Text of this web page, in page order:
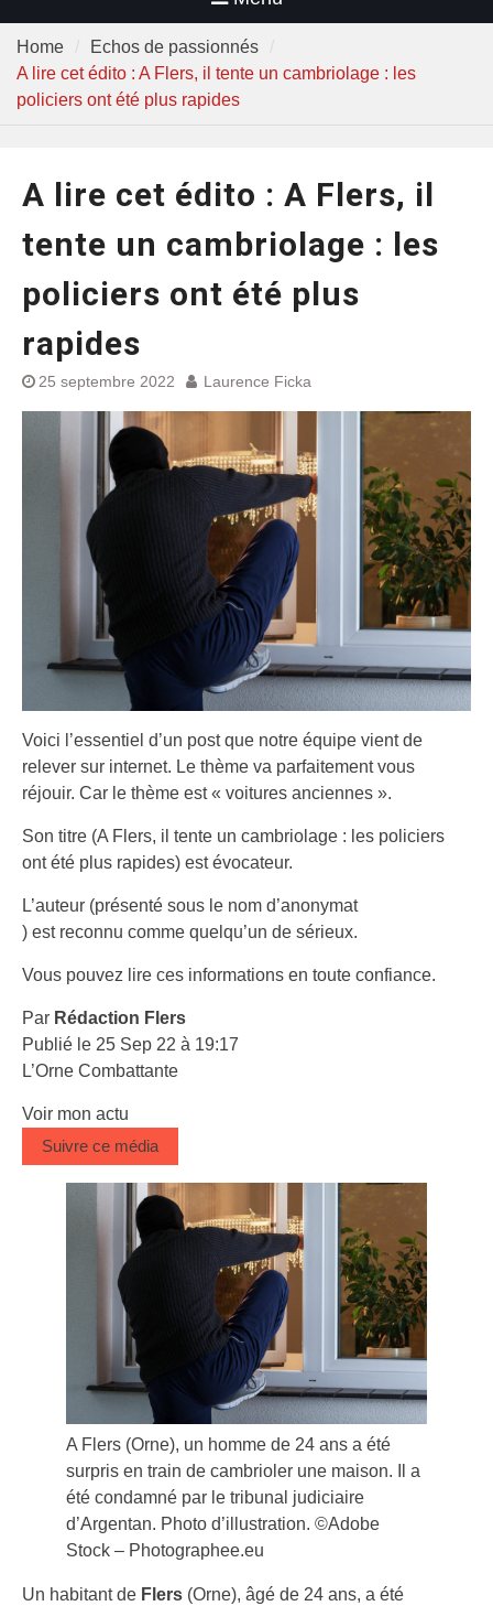
Home
Echos de passionnés
A lire cet édito : A Flers, il tente un cambriolage : les
policiers ont été plus rapides
A lire cet édito : A Flers, il
tente un cambriolage : les
policiers ont été plus
rapides
25 septembre 2022 Laurence Ficka
Voici l’essentiel d’un post que notre équipe vient de
relever sur internet. Le thème va parfaitement vous
réjouir. Car le thème est « voitures anciennes ».
Son titre (A Flers, il tente un cambriolage : les policiers
ont été plus rapides) est évocateur.
L’auteur (présenté sous le nom d’anonymat
) est reconnu comme quelqu’un de sérieux.
Vous pouvez lire ces informations en toute confiance.
Par Rédaction Flers
Publié le 25 Sep 22 à 19:17
L’Orne Combattante
Voir mon actu
Suivre ce média
A Flers (Orne), un homme de 24 ans a été
surpris en train de cambrioler une maison. Il a
été condamné par le tribunal judiciaire
d’Argentan. Photo d’illustration. ©Adobe
Stock – Photographee.eu
Un habitant de Flers (Orne), âgé de 24 ans, a été